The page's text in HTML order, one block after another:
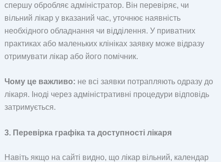
спершу обробляє адміністратор. Він перевіряє, чи
вільний лікар у вказаний час, уточнює наявність
необхідного обладнання чи відділення. У приватних
практиках або маленьких клініках заявку може відразу
отримувати лікар або його помічник.
Чому це важливо: не всі заявки потрапляють одразу до
лікаря. Іноді через адміністративні процедури відповідь
затримується.
3. Перевірка графіка та доступності лікаря
Навіть якщо на сайті видно, що лікар вільний, календар